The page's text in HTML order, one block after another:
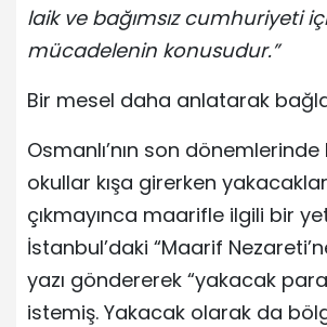
laik ve bağımsız cumhuriyeti
mücadelenin konusudur.”
Bir mesel daha anlatarak
Osmanlı’nın son dönemlerinde
okullar kışa girerken
çıkmayınca maarifle ilgili bir
İstanbul’daki “Maarif
yazı göndererek “yakacak
istemiş. Yakacak olarak da